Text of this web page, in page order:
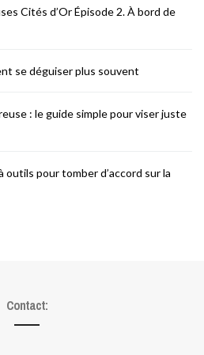
Cités d’Or Épisode 2. À bord de
se déguiser plus souvent
: le guide simple pour viser juste
outils pour tomber d’accord sur la
Contact: